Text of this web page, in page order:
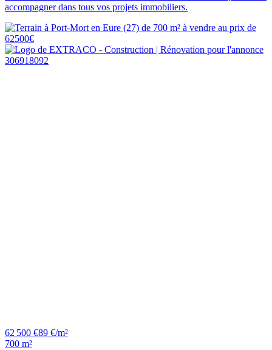
accompagner dans tous vos projets immobiliers.
62 500 €89 €/m²
700 m²